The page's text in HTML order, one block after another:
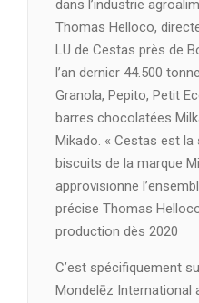
dans l’industrie
Thomas Helloco,
LU de Cestas près de
l’an dernier 44.500
Granola, Pepito, Petit
barres chocolatées
Mikado. « Cestas est
biscuits de la marque
approvisionne
précise Thomas
production dès 2020
C’est spécifiquement
Mondelēz International